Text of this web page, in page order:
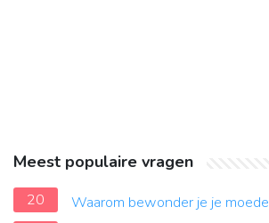
Meest populaire vragen
20
Waarom bewonder je je